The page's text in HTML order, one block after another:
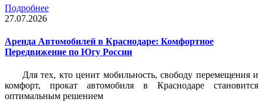
Подробнее
27.07.2026
Аренда Автомобилей в Краснодаре: Комфортное
Передвижение по Югу России
Для тех, кто ценит мобильность, свободу перемещения и
комфорт, прокат автомобиля в Краснодаре становится
оптимальным решением